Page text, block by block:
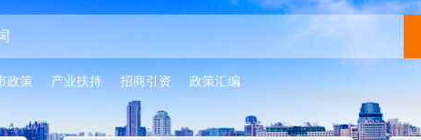
政策 产业扶持 招商引资 政策汇编